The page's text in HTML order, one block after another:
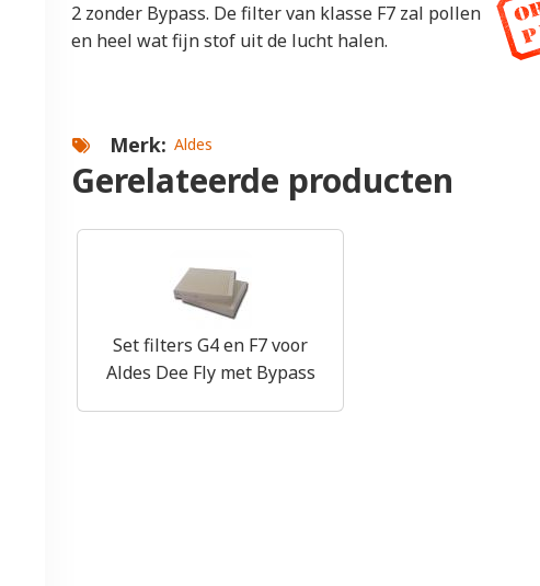
2 zonder Bypass. De filter van klasse F7 zal pollen
en heel wat fijn stof uit de lucht halen.
Merk Aldes
Gerelateerde producten
Set filters G4 en F7 voor
Aldes Dee Fly met Bypass